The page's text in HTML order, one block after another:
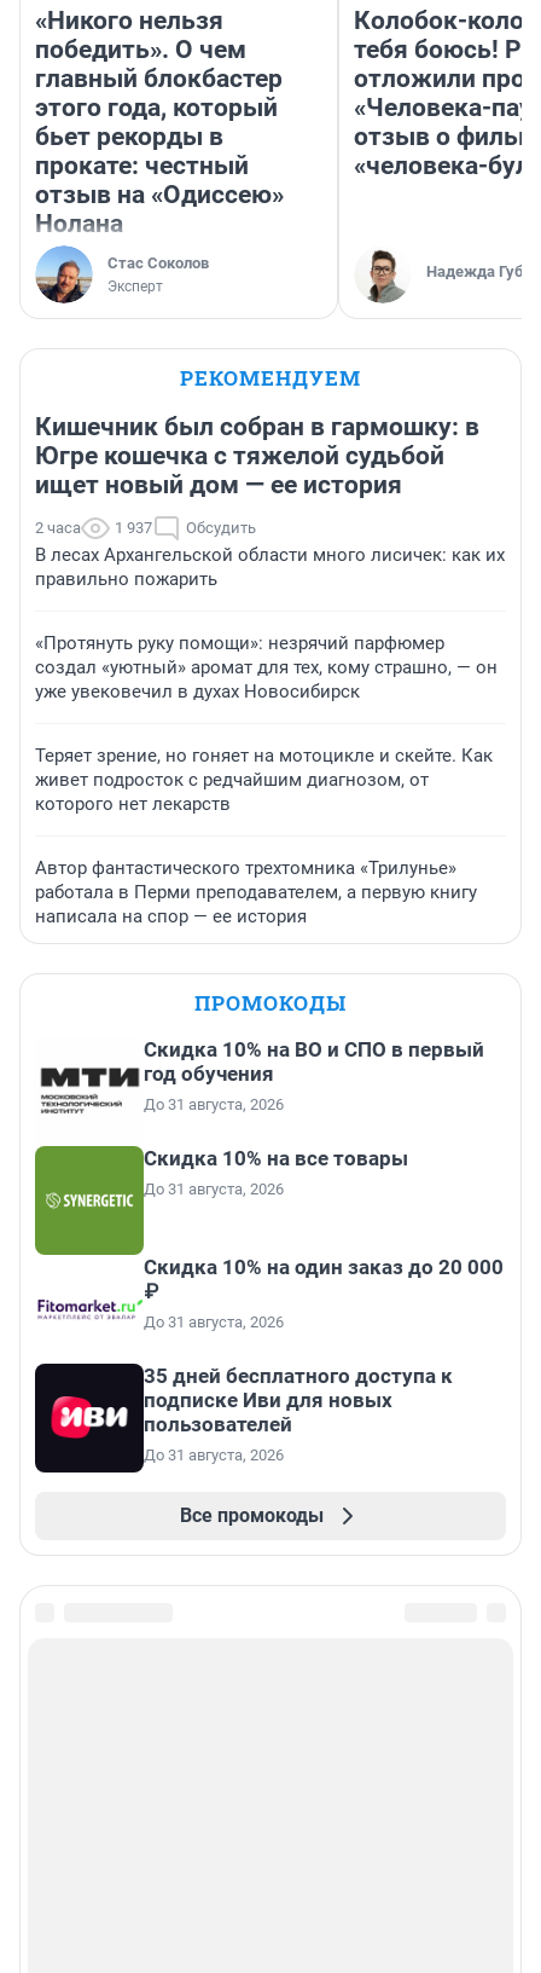
«Никого нельзя
победить». О чем
главный блокбастер
этого года, который
бьет рекорды в
прокате: честный
отзыв на «Одиссею»
Нолана
Стас Соколов
Эксперт
Колобок-
тебя боюсь!
отложили
«Человека-
отзыв о
«человека-
Надежда
РЕКОМЕНДУЕМ
Кишечник был собран в гармошку: в
Югре кошечка с тяжелой судьбой
ищет новый дом — ее история
2 часа 1 937 Обсудить
В лесах Архангельской области много лисичек: как их
правильно пожарить
«Протянуть руку помощи»: незрячий парфюмер
создал «уютный» аромат для тех, кому страшно, — он
уже увековечил в духах Новосибирск
Теряет зрение, но гоняет на мотоцикле и скейте. Как
живет подросток с редчайшим диагнозом, от
которого нет лекарств
Автор фантастического трехтомника «Трилунье»
работала в Перми преподавателем, а первую книгу
написала на спор — ее история
ПРОМОКОДЫ
Скидка 10% на ВО и СПО в первый
год обучения
До 31 августа, 2026
Скидка 10% на все товары
До 31 августа, 2026
Скидка 10% на один заказ до 20 000
₽
До 31 августа, 2026
35 дней бесплатного доступа к
подписке Иви для новых
пользователей
До 31 августа, 2026
Все промокоды